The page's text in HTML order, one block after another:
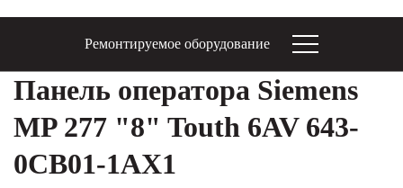
Ремонтируемое оборудование
Панель оператора Siemens
MP 277 "8" Touth 6AV 643-
0CB01-1AX1